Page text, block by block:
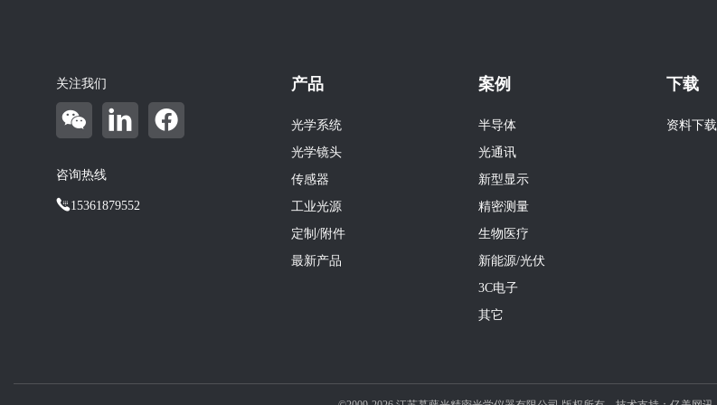
关注我们
咨询热线
15361879552
产品
光学系统
光学镜头
传感器
工业光源
定制/附件
最新产品
案例
半导体
光通讯
新型显示
精密测量
生物医疗
新能源/光伏
3C电子
其它
下载
资料下载